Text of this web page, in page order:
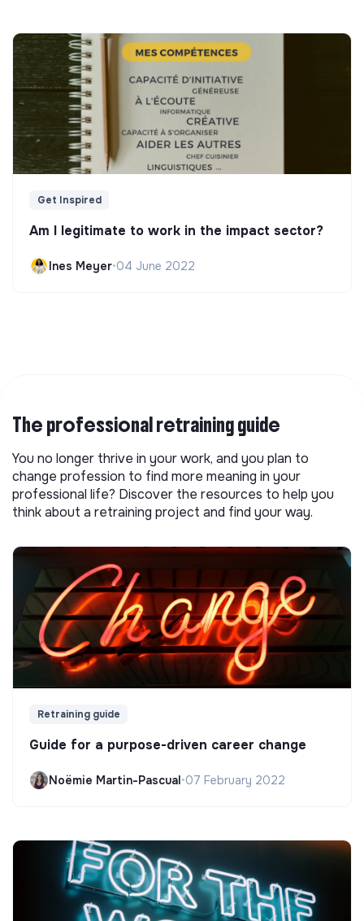
Get Inspired
Am I legitimate to work in the impact sector?
Ines Meyer•04 June 2022
The professional retraining guide
You no longer thrive in your work, and you plan to
change profession to find more meaning in your
professional life? Discover the resources to help you
think about a retraining project and find your way.
Retraining guide
Guide for a purpose-driven career change
Noëmie Martin-Pascual•07 February 2022